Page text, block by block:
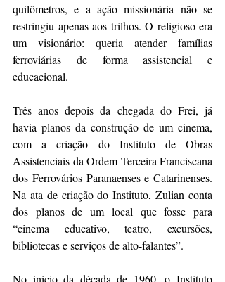
quilômetros, e a ação missionária não se
restringiu apenas aos trilhos. O religioso era
um visionário: queria atender famílias
ferroviárias de forma assistencial e
educacional.
Três anos depois da chegada do Frei, já
havia planos da construção de um cinema,
com a criação do Instituto de Obras
Assistenciais da Ordem Terceira Franciscana
dos Ferrovários Paranaenses e Catarinenses.
Na ata de criação do Instituto, Zulian conta
dos planos de um local que fosse para
“cinema educativo, teatro, excursões,
bibliotecas e serviços de alto-falantes”.
No início da década de 1960, o Instituto